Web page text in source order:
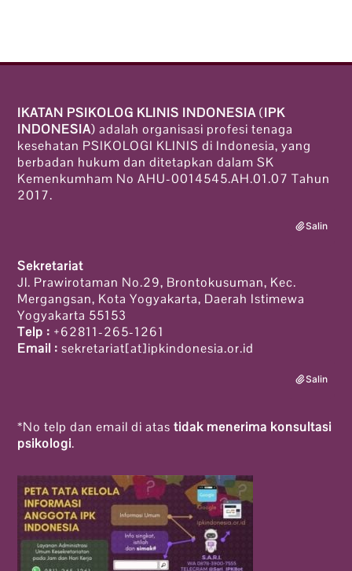
IKATAN PSIKOLOG KLINIS INDONESIA(IPK
INDONESIA) adalah organisasi profesi tenaga
kesehatan PSIKOLOGI KLINIS di Indonesia, yang
berbadan hukum dan ditetapkan dalam SK
Kemenkumham No AHU-0014545.AH.01.07 Tahun
2017.
Salin
Sekretariat
Jl. Prawirotaman No.29, Brontokusuman, Kec.
Mergangsan, Kota Yogyakarta, Daerah Istimewa
Yogyakarta 55153
Telp : +62811-265-1261
Email : sekretariat[at]ipkindonesia.or.id
Salin
*No telp dan email di atastidak menerima konsultasi
psikologi.